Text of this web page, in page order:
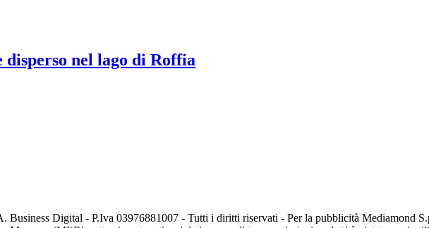
nel lago di Roffia
Business Digital - P.Iva 03976881007 - Tutti i diritti riservati - Per la pubblicità Mediamond